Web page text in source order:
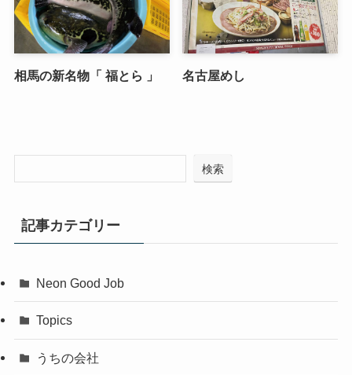
相馬の新名物「 福とら 」 名古屋めし
検索
記事カテゴリー
Neon Good Job
Topics
うちの会社